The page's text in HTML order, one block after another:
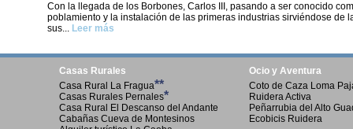
Con la llegada de los Borbones, Carlos III, pasando a ser conocido
poblamiento y la instalación de las primeras industrias sirviéndose de
sus... Leer más
Casas Rurales
Casa Rural La Fragua**
Casas Rurales Pernales*
Casa Rural El Descanso del Andante
Cabañas Cueva de Montesinos
Ocio y Aventura
Coto de Caza Loma
Ruidera Activa
Peñarrubia del Alto
Ecobicis Ruidera